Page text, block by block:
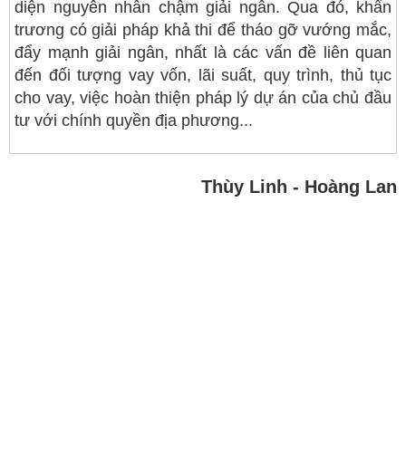
diện nguyên nhân chậm giải ngân. Qua đó, khẩn
trương có giải pháp khả thi để tháo gỡ vướng mắc,
đẩy mạnh giải ngân, nhất là các vấn đề liên quan
đến đối tượng vay vốn, lãi suất, quy trình, thủ tục
cho vay, việc hoàn thiện pháp lý dự án của chủ đầu
tư với chính quyền địa phương...
Thùy Linh - Hoàng Lan